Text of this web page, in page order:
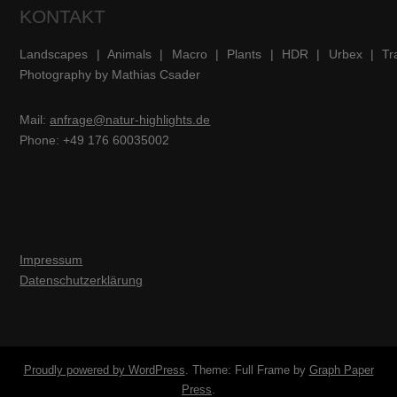
KONTAKT
Landscapes | Animals | Macro | Plants | HDR | Urbex |
Photography by Mathias Csader
Mail:anfrage@natur-highlights.de
Phone: +49 176 60035002
Impressum
Datenschutzerklärung
Proudly powered by WordPress . Theme: Full Frame by Graph Paper
Press